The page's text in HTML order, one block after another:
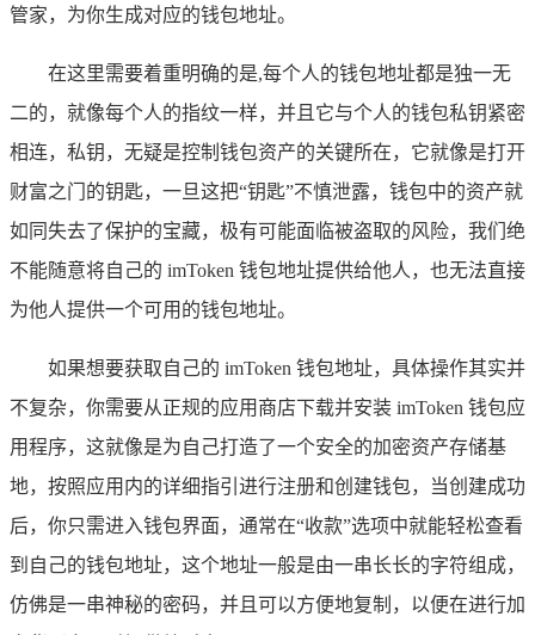
管家，为你生成对应的钱包地址。
在这里需要着重明确的是,每个人的钱包地址都是独一无
二的，就像每个人的指纹一样，并且它与个人的钱包私钥紧密
相连，私钥，无疑是控制钱包资产的关键所在，它就像是打开
财富之门的钥匙，一旦这把“钥匙”不慎泄露，钱包中的资产就
如同失去了保护的宝藏，极有可能面临被盗取的风险，我们绝
不能随意将自己的 imToken 钱包地址提供给他人，也无法直接
为他人提供一个可用的钱包地址。
如果想要获取自己的 imToken 钱包地址，具体操作其实并
不复杂，你需要从正规的应用商店下载并安装 imToken 钱包应
用程序，这就像是为自己打造了一个安全的加密资产存储基
地，按照应用内的详细指引进行注册和创建钱包，当创建成功
后，你只需进入钱包界面，通常在“收款”选项中就能轻松查看
到自己的钱包地址，这个地址一般是由一串长长的字符组成，
仿佛是一串神秘的密码，并且可以方便地复制，以便在进行加